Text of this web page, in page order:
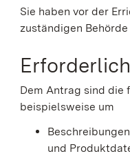
Sie haben vor der
zuständigen
Dem Antrag sind die
beispielsweise um
und